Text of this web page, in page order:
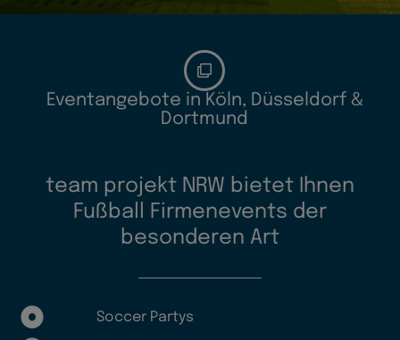
Eventangebote in Köln, Düsseldorf &
Dortmund
team projekt NRW bietet Ihnen
Fußball Firmenevents der
besonderen Art
Soccer Partys